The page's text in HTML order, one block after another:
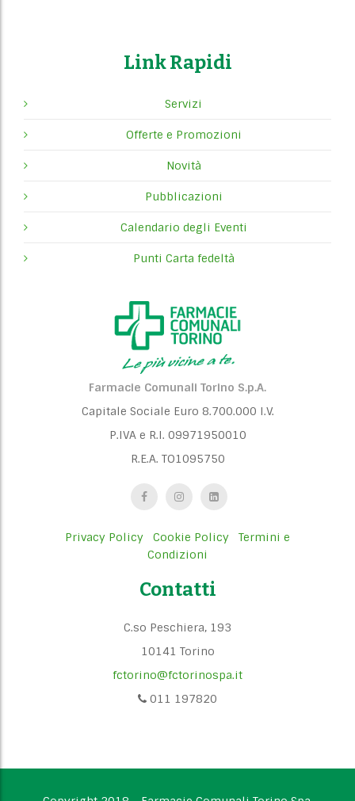
Link Rapidi
Servizi
Offerte e Promozioni
Novità
Pubblicazioni
Calendario degli Eventi
Punti Carta fedeltà
Farmacie Comunali Torino S.p.A.
Capitale Sociale Euro 8.700.000 I.V.
P.IVA e R.I. 09971950010
R.E.A. TO1095750
Privacy Policy Cookie Policy
Termini e
Condizioni
Contatti
C.so Peschiera, 193
10141 Torino
fctorino@fctorinospa.it
011 197820